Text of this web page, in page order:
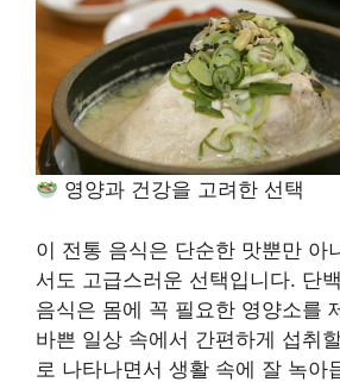
영양과 건강을 고려한 선택
이 전통 음식은 단순한 맛뿐만 아
서도 고급스러운 선택입니다. 단
음식은 몸에 꼭 필요한 영양소를
바쁜 일상 속에서 간편하게 섭취
로 나타나면서 생활 속에 잘 녹아